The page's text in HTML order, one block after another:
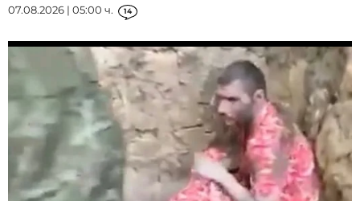
07.08.2026 | 05:00 ч. 14